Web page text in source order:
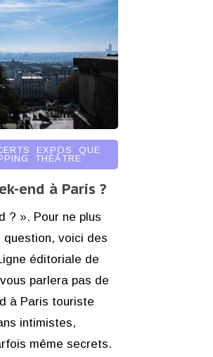
EXPOS
QUE
, THÉÂTRE
end à Paris ?
? ». Pour ne plus
voici des
éditoriale de
parlera pas de
à Paris touriste
intimistes,
même secrets.